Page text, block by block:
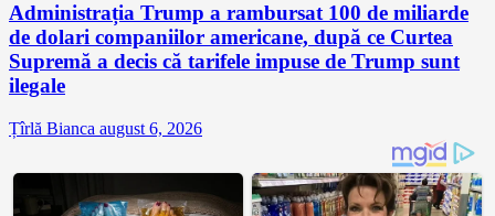
Administrația Trump a rambursat 100 de miliarde
de dolari companiilor americane, după ce Curtea
Supremă a decis că tarifele impuse de Trump sunt
ilegale
Țîrlă Bianca august 6, 2026